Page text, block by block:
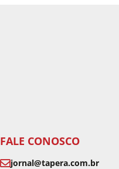
FALE CONOSCO
jornal@tapera.com.br